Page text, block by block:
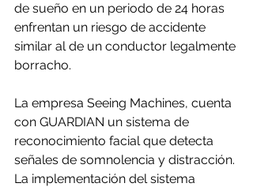
de sueño en un periodo de 24 horas
enfrentan un riesgo de accidente
similar al de un conductor legalmente
borracho.
La empresa Seeing Machines, cuenta
con GUARDIAN un sistema de
reconocimiento facial que detecta
señales de somnolencia y distracción.
La implementación del sistema